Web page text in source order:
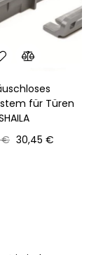
für Türen
€ Preis
30,45 €